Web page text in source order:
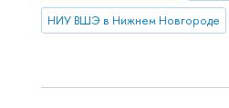
НИУ ВШЭ в Нижнем Новгороде